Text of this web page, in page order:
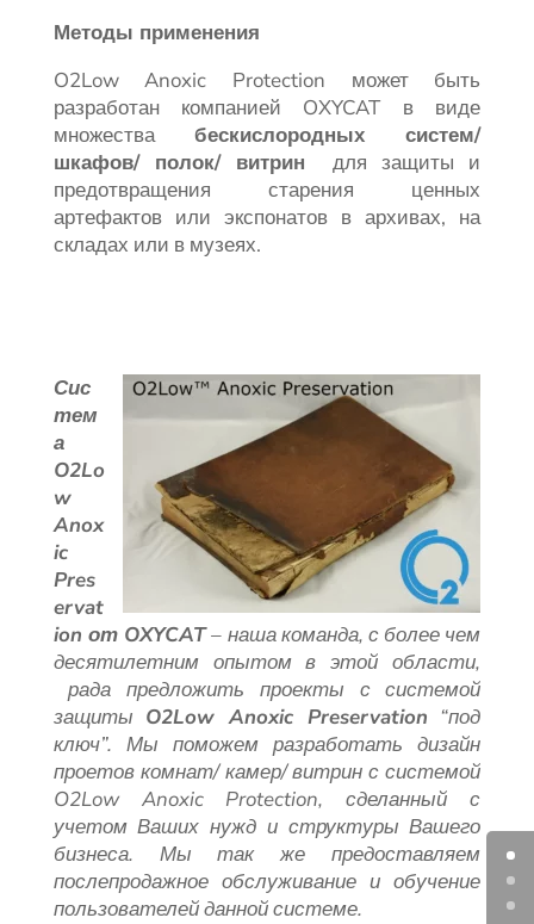
Методы применения
O2Low Anoxic Protection может быть
разработан компанией OXYCAT в виде
множества бескислородных систем/
шкафов/ полок/ витрин для защиты и
предотвращения старения ценных
артефактов или экспонатов в архивах, на
складах или в музеях.
Сис
тем
а
O2Lo
w
Anox
ic
Pres
ervat
ion от OXYCAT– наша команда, с более чем
десятилетним опытом в этой области,
рада предложить проекты с системой
защиты O2Low Anoxic Preservation “под
ключ”. Мы поможем разработать дизайн
проетов комнат/ камер/ витрин с системой
O2Low Anoxic Protection, сделанный с
учетом Ваших нужд и структуры Вашего
бизнеса. Мы так же предоставляем
послепродажное обслуживание и обучение
пользователей данной системе.